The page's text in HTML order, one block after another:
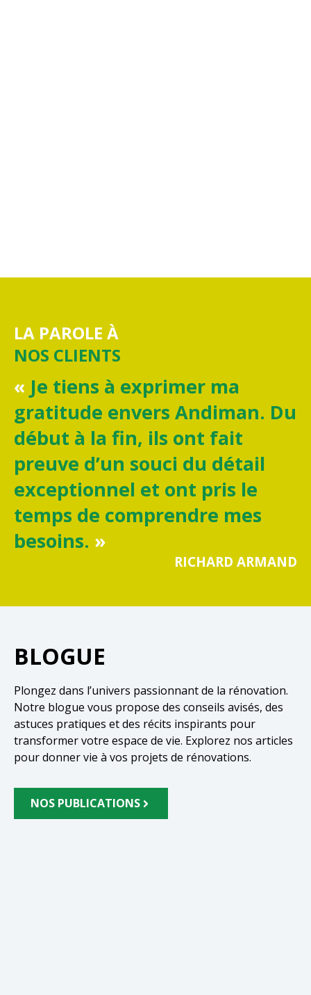
LA PAROLE À
NOS CLIENTS
« Je tiens à exprimer ma
gratitude envers Andiman. Du
début à la fin, ils ont fait
preuve d’un souci du détail
exceptionnel et ont pris le
temps de comprendre mes
besoins. »
RICHARD ARMAND
BLOGUE
Plongez dans l’univers passionnant de la rénovation.
Notre blogue vous propose des conseils avisés, des
astuces pratiques et des récits inspirants pour
transformer votre espace de vie. Explorez nos articles
pour donner vie à vos projets de rénovations.
NOS PUBLICATIONS